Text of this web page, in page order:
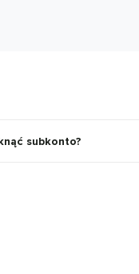
subkonto?